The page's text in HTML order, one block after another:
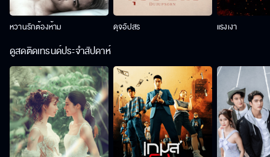
หวานรักต้องห้าม ดุจอัปสร แรงเงา
ดูสดติดเทรนด์ประจำสัปดาห์